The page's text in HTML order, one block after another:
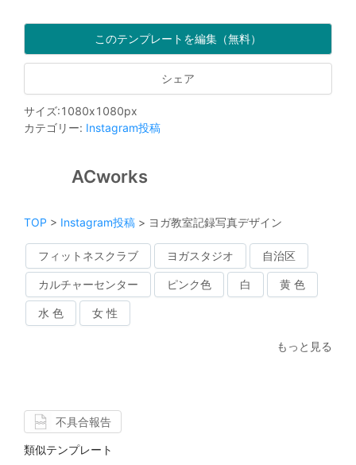
このテンプレートを編集（無料）
シェア
サイズ:1080x1080px
カテゴリー: Instagram投稿
ACworks
TOP > Instagram投稿 > ヨガ教室記録写真デザイン
フィットネスクラブ ヨガスタジオ 自治区
カルチャーセンター ピンク色 白 黄 色
水 色 女 性
もっと見る
不具合報告
類似テンプレート